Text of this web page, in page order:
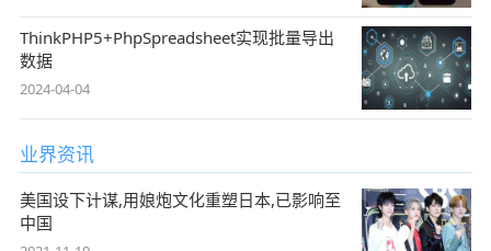
ThinkPHP5+PhpSpreadsheet实现批量导出
数据
2024-04-04
业界资讯
美国设下计谋,用娘炮文化重塑日本,已影响至
中国